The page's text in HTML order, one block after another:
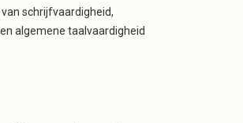
schrijfvaardigheid,
algemene taalvaardigheid